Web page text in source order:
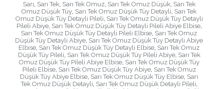
Sarı, Sarı Tek, Sarı Tek Omuz, Sarı Tek Omuz Düşük, Sarı Tek
Omuz Düşük Tüy, Sarı Tek Omuz Düşük Tüy Detayli, Sarı Tek
Omuz Düşük Tüy Detayli Pileli, Sarı Tek Omuz Düşük Tüy Detayli
Pileli Abiye, Sarı Tek Omuz Düşük Tüy Detayli Pileli Abiye Elbise,
Sarı Tek Omuz Düşük Tüy Detayli Pileli Elbise, Sarı Tek Omuz
Düşük Tüy Detayli Abiye, Sarı Tek Omuz Düşük Tüy Detayli Abiye
Elbise, Sarı Tek Omuz Düşük Tüy Detayli Elbise, Sarı Tek Omuz
Düşük Tüy Pileli, Sarı Tek Omuz Düşük Tüy Pileli Abiye, Sarı Tek
Omuz Düşük Tüy Pileli Abiye Elbise, Sarı Tek Omuz Düşük Tüy
Pileli Elbise, Sarı Tek Omuz Düşük Tüy Abiye, Sarı Tek Omuz
Düşük Tüy Abiye Elbise, Sarı Tek Omuz Düşük Tüy Elbise, Sarı
Tek Omuz Düşük Detayli, Sarı Tek Omuz Düşük Detayli Pileli,